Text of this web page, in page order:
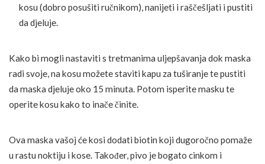
kosu (dobro posušiti ručnikom), nanijeti i raščešljati i pustiti
da djeluje.
Kako bi mogli nastaviti s tretmanima uljepšavanja dok maska
radi svoje, na kosu možete staviti kapu za tuširanje te pustiti
da maska djeluje oko 15 minuta. Potom isperite masku te
operite kosu kako to inače činite.
Ova maska vašoj će kosi dodati biotin koji dugoročno pomaže
u rastu noktiju i kose. Također, pivo je bogato cinkom i